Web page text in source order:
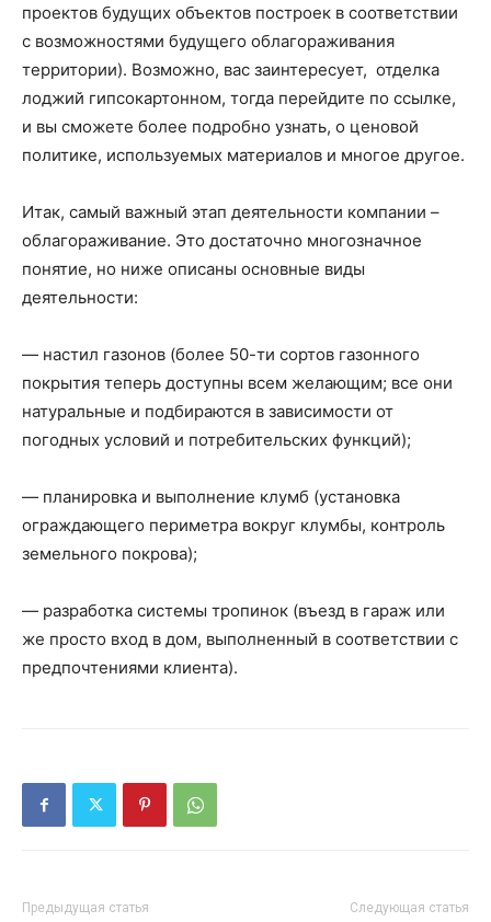
проектов будущих объектов построек в соответствии
с возможностями будущего облагораживания
территории). Возможно, вас заинтересует, отделка
лоджий гипсокартонном, тогда перейдите по ссылке,
и вы сможете более подробно узнать, о ценовой
политике, используемых материалов и многое другое.
Итак, самый важный этап деятельности компании –
облагораживание. Это достаточно многозначное
понятие, но ниже описаны основные виды
деятельности:
— настил газонов (более 50-ти сортов газонного
покрытия теперь доступны всем желающим; все они
натуральные и подбираются в зависимости от
погодных условий и потребительских функций);
— планировка и выполнение клумб (установка
ограждающего периметра вокруг клумбы, контроль
земельного покрова);
— разработка системы тропинок (въезд в гараж или
же просто вход в дом, выполненный в соответствии с
предпочтениями клиента).
Предыдущая статья Следующая статья